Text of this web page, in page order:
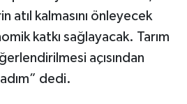
atıl kalmasını önleyecek
katkı sağlayacak. Tarım
açısından
dedi.